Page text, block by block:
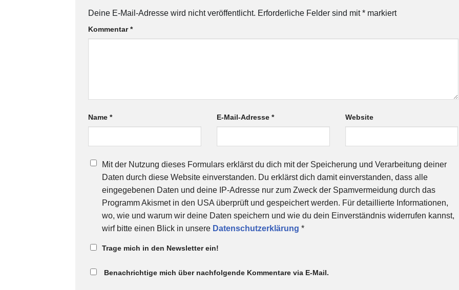
Deine E-Mail-Adresse wird nicht veröffentlicht. Erforderliche Felder sind mit* markiert
Kommentar*
Name * E-Mail-Adresse * Website
Mit der Nutzung dieses Formulars erklärst du dich mit der Speicherung und Verarbeitung deiner
Daten durch diese Website einverstanden. Du erklärst dich damit einverstanden, dass alle
eingegebenen Daten und deine IP-Adresse nur zum Zweck der Spamvermeidung durch das
Programm Akismet in den USA überprüft und gespeichert werden. Für detaillierte Informationen,
wo, wie und warum wir deine Daten speichern und wie du dein Einverständnis widerrufen kannst,
wirf bitte einen Blick in unsere Datenschutzerklärung *
Trage mich in den Newsletter ein!
Benachrichtige mich über nachfolgende Kommentare via E-Mail.